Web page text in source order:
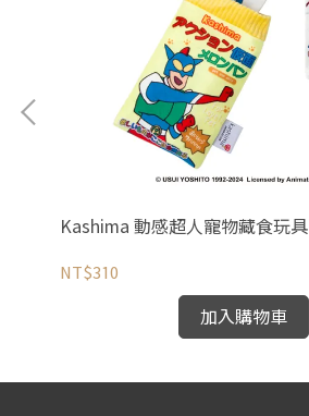
Kashima 動感超人寵物藏食玩具
NT$310
加入購物車